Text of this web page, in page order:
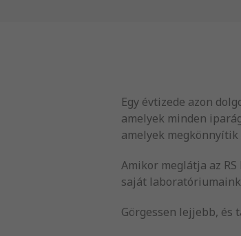
Egy évtizede azon
amelyek minden
amelyek
Amikor meglátja az
saját
Görgessen lejjebb, és